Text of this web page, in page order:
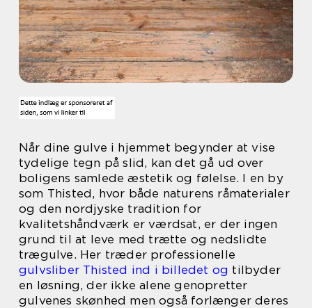
Når dine gulve i hjemmet begynder at vise
tydelige tegn på slid, kan det gå ud over
boligens samlede æstetik og følelse. I en by
som Thisted, hvor både naturens råmaterialer
og den nordjyske tradition for
kvalitetshåndværk er værdsat, er der ingen
grund til at leve med trætte og nedslidte
trægulve. Her træder professionelle
gulvsliber Thisted ind i billedet og tilbyder
en løsning, der ikke alene genopretter
gulvenes skønhed men også forlænger deres